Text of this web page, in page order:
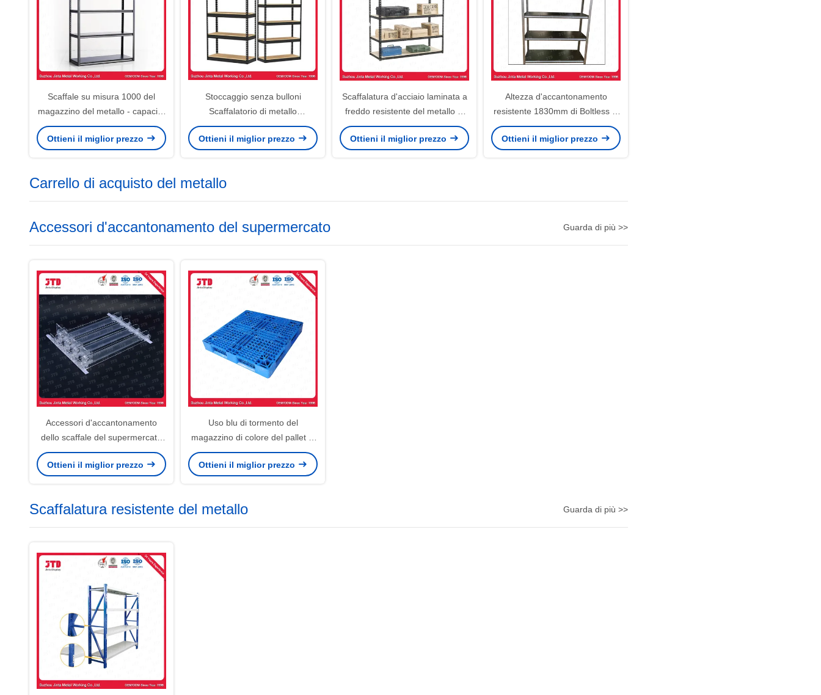
Scaffale su misura 1000 del
magazzino del metallo - capacità
4000kg/Layer
Ottieni il miglior prezzo
Stoccaggio senza bulloni
Scaffalatorio di metallo
Scaffalatorio da ufficio per cucina
galvanizzato
Ottieni il miglior prezzo
Scaffalatura d'acciaio laminata a
freddo resistente del metallo di
Boltless per lo stoccaggio del
magazzino
Ottieni il miglior prezzo
Altezza d'accantonamento
resistente 1830mm di Boltless di
colore d'argento della vena
Ottieni il miglior prezzo
Carrello di acquisto del metallo
Accessori d'accantonamento del supermercato Guarda di più >>
Accessori d'accantonamento
dello scaffale del supermercato
di plastica automatico dello
spingitoio
Ottieni il miglior prezzo
Uso blu di tormento del
magazzino di colore del pallet di
plastica resistente dell'HDPE
Ottieni il miglior prezzo
Scaffalatura resistente del metallo Guarda di più >>